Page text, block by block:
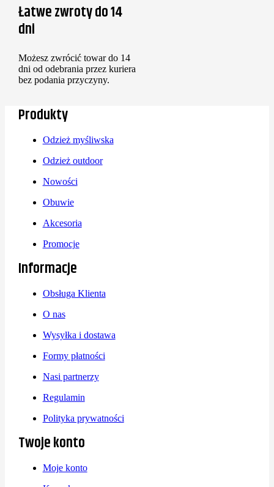
Łatwe zwroty do 14
dni
Możesz zwrócić towar do 14
dni od odebrania przez kuriera
bez podania przyczyny.
Produkty
Odzież myśliwska
Odzież outdoor
Nowości
Obuwie
Akcesoria
Promocje
Informacje
Obsługa Klienta
O nas
Wysyłka i dostawa
Formy płatności
Nasi partnerzy
Regulamin
Polityka prywatności
Twoje konto
Moje konto